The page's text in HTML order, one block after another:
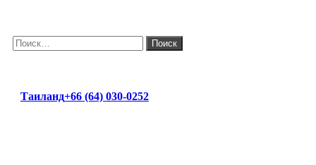
Найти:
Таиланд+66 (64) 030-0252